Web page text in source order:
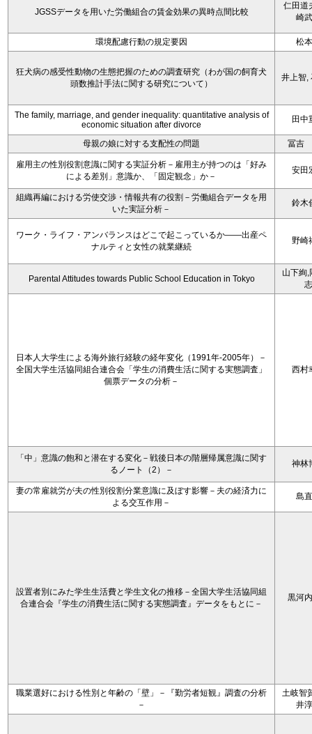
JGSSデータを用いた労働組合の賃金効果の異時点間比較
仁田道
崎
環境配慮行動の規定要因 松
狂犬病の感受性動物の生態把握のための調査研究（わが国の飼育犬
頭数推計手法に関する研究について）
井上智,
The family, marriage, and gender inequality: quantitative analysis of
economic situation after divorce
田中
母親の娘に対する支配性の問題 冨吉
雇用主の性別役割意識に関する実証分析－雇用主が持つのは「好み
による差別」意識か、「固定観念」か－
安田
組織再編における労使交渉・情報共有の役割－労働組合データを用
いた実証分析－
鈴木
ワーク・ライフ・アンバランスはどこで起こっているか――出産ペ
ナルティと女性の就業継続
野崎
Parental Attitudes towards Public School Education in Tokyo
山下絢,
志
日本人大学生による海外旅行経験の経年変化（1991年-2005年）－
全国大学生活協同組合連合会「学生の消費生活に関する実態調査」
個票データの分析－
西村
「中」意識の飽和と潜在する変化－戦後日本の階層帰属意識に関す
るノート（2）－
神林
妻の常雇就労が夫の性別役割分業意識に及ぼす影響－夫の経済力に
よる交互作用－
島
設置者別にみた学生生活費と学生文化の推移－全国大学生活協同組
合連合会『学生の消費生活に関する実態調査』データをもとに－
黒河
職業選好における性別と年齢の「壁」－『勤労者短観』調査の分析
－
土岐智
井